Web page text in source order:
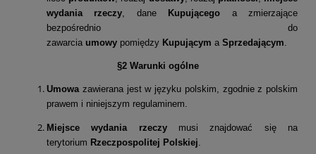
wydania rzeczy , dane Kupującego a zmierzające
bezpośrednio do
zawarcia umowy pomiędzy Kupującym a Sprzedającym
§2 Warunki ogólne
Umowa zawierana jest w języku polskim, zgodnie z polskim
prawem i niniejszym regulaminem.
Miejsce wydania rzeczy musi znajdować się na
terytorium Rzeczpospolitej Polskiej